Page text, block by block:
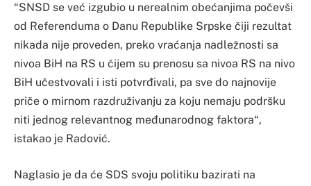
“SNSD se već izgubio u nerealnim obećanjima počevši
od Referenduma o Danu Republike Srpske čiji rezultat
nikada nije proveden, preko vraćanja nadležnosti sa
nivoa BiH na RS u čijem su prenosu sa nivoa RS na nivo
BiH učestvovali i isti potvrđivali, pa sve do najnovije
priče o mirnom razdruživanju za koju nemaju podršku
niti jednog relevantnog međunarodnog faktora“,
istakao je Radović.
Naglasio je da će SDS svoju politiku bazirati na